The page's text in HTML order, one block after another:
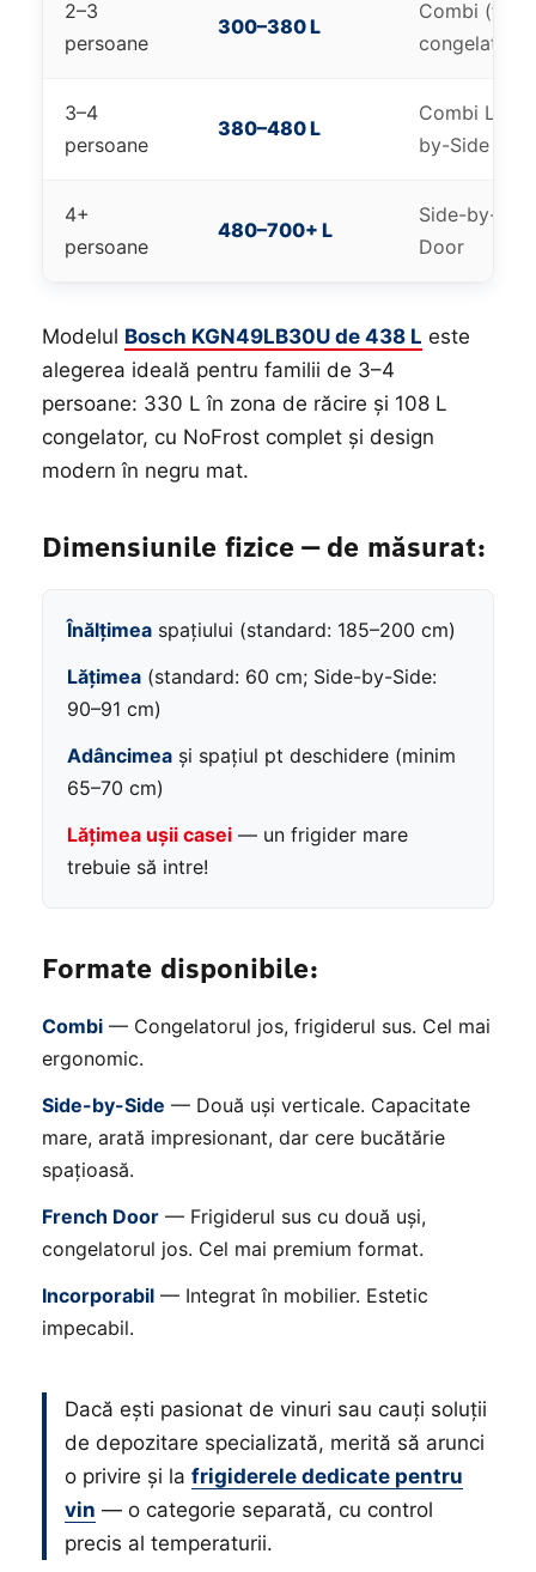
2–3
persoane
300–380 L
Combi
congelator)
3–4
persoane
380–480 L
Combi
by-Side
4+
persoane
480–700+ L
Side-by-
Door
Modelul Bosch KGN49LB30U de 438 L este
alegerea ideală pentru familii de 3–4
persoane: 330 L în zona de răcire și 108 L
congelator, cu NoFrost complet și design
modern în negru mat.
Dimensiunile fizice — de măsurat:
Înălțimea spațiului (standard: 185–200 cm)
Lățimea (standard: 60 cm; Side-by-Side:
90–91 cm)
Adâncimea și spațiul pt deschidere (minim
65–70 cm)
Lățimea ușii casei — un frigider mare
trebuie să intre!
Formate disponibile:
Combi — Congelatorul jos, frigiderul sus. Cel mai
ergonomic.
Side-by-Side — Două uși verticale. Capacitate
mare, arată impresionant, dar cere bucătărie
spațioasă.
French Door — Frigiderul sus cu două uși,
congelatorul jos. Cel mai premium format.
Incorporabil — Integrat în mobilier. Estetic
impecabil.
Dacă ești pasionat de vinuri sau cauți soluții
de depozitare specializată, merită să arunci
o privire și la frigiderele dedicate pentru
vin — o categorie separată, cu control
precis al temperaturii.